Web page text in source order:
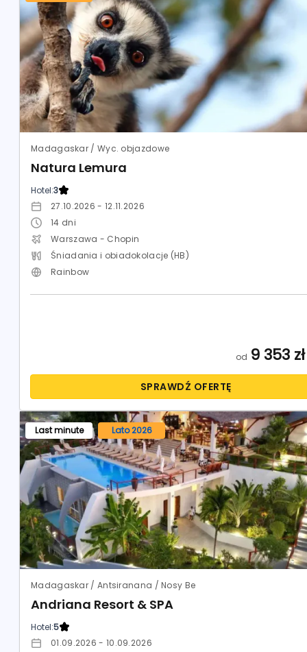
Madagaskar / Wyc. objazdowe
Natura Lemura
Hotel:3
27.10.2026 - 12.11.2026
14 dni
Warszawa - Chopin
Śniadania i obiadokolacje (HB)
Rainbow
od 9 353 zł
SPRAWDŹ OFERTĘ
Last minute Lato 2026
Madagaskar / Antsiranana / Nosy Be
Andriana Resort & SPA
Hotel:5
01.09.2026 - 10.09.2026